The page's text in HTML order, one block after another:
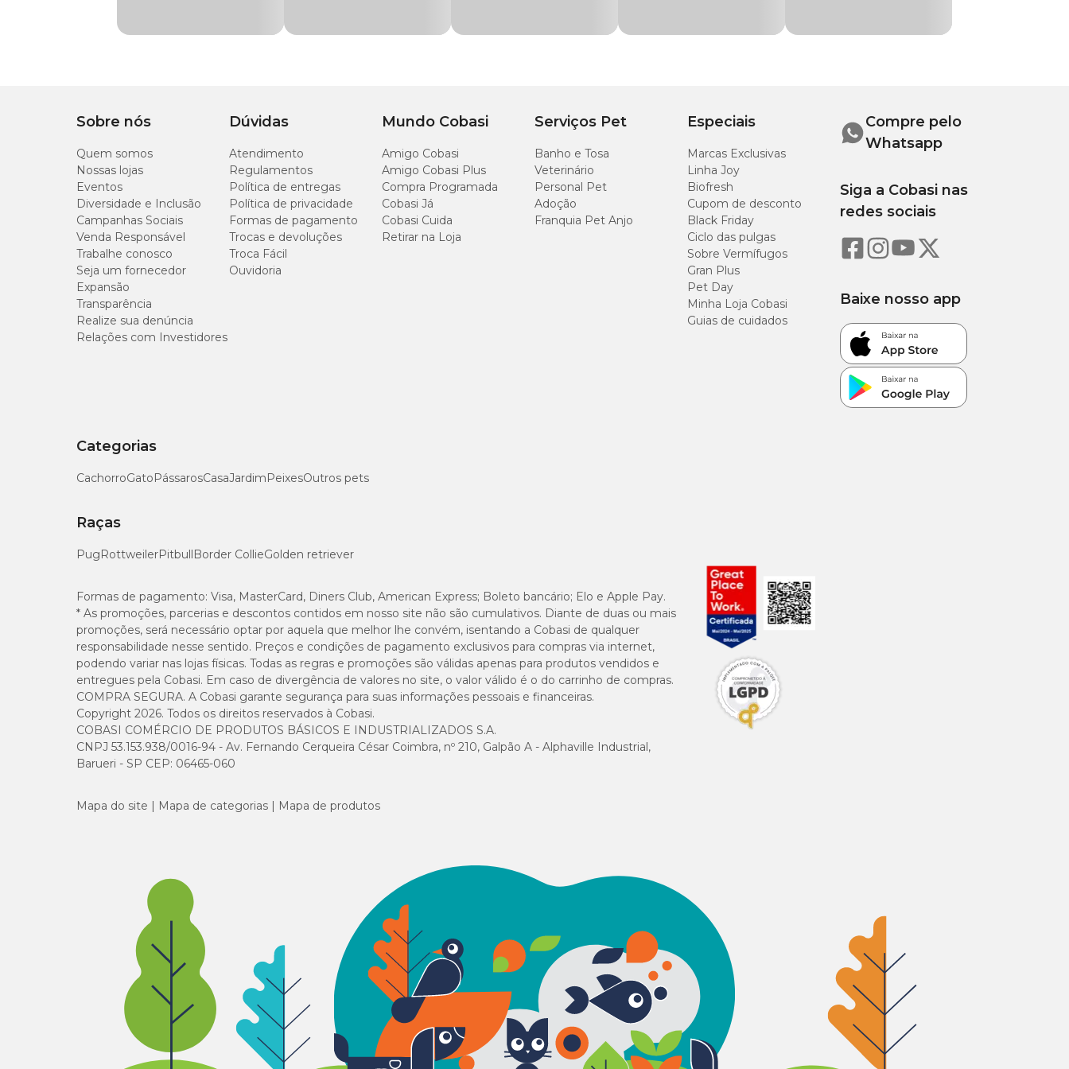
Fembendazol: 100mg;
Há duas maneiras de administrar o vermífugo para cães Panacur 10%. Por via oral, ofereça 100mg/kg de peso em dose única ou 50mg/kg de peso, por dia,
Para mais informações sobre dosagem e tempo de tratamento, leia abula do Panacur
e consulte um médico-veterinário de confiança. Lembre-se: a
automedicação pode fazer mal ao seu animal de estimação.
Panacur: contraindicações
A administração do medicamentoPanacur 10%
Panacur para cachorro: efeitos colaterais
OPanacur 10% para cachorro
Se você procura pelo medicamento
, não há lugar melhor do que o pet shop online da Cobasi. Aqui, o tutor encontra
remédioseitens de higienepara cachorro em condições que cabem no seu bolso. Com aCompra Programada, é possível agendar a entrega de seus
pedidos recorrentes para quando quiser.
Sobre nós
Quem somos
Nossas lojas
Eventos
Diversidade e Inclusão
Campanhas Sociais
Venda Responsável
Trabalhe conosco
Seja um fornecedor
Expansão
Transparência
Realize sua denúncia
Relações com Investidores
Dúvidas
Atendimento
Regulamentos
Política de entregas
Política de privacidade
Formas de pagamento
Trocas e devoluções
Troca Fácil
Ouvidoria
Mundo Cobasi
Amigo Cobasi
Amigo Cobasi Plus
Compra Programada
Cobasi Já
Cobasi Cuida
Retirar na Loja
Serviços Pet
Banho e Tosa
Veterinário
Personal Pet
Adoção
Franquia Pet Anjo
Especiais
Marcas Exclusivas
Linha Joy
Biofresh
Cupom de desconto
Black Friday
Ciclo das pulgas
Sobre Vermífugos
Gran Plus
Pet Day
Minha Loja Cobasi
Guias de cuidados
Categorias
CachorroGatoPássarosCasaJardimPeixesOutros pets
Raças
PugRottweilerPitbullBorder CollieGolden retriever
Compre pelo
Whatsapp
Siga a Cobasi nas
redes sociais
Baixe nosso app
Formas de pagamento: Visa, MasterCard, Diners Club, American Express; Boleto bancário; Elo e Apple Pay.
* As promoções, parcerias e descontos contidos em nosso site não são cumulativos. Diante de duas ou mais
promoções, será necessário optar por aquela que melhor lhe convém, isentando a Cobasi de qualquer
responsabilidade nesse sentido. Preços e condições de pagamento exclusivos para compras via internet,
podendo variar nas lojas físicas. Todas as regras e promoções são válidas apenas para produtos vendidos e
entregues pela Cobasi. Em caso de divergência de valores no site, o valor válido é o do carrinho de compras.
COMPRA SEGURA. A Cobasi garante segurança para suas informações pessoais e financeiras.
Copyright 2026. Todos os direitos reservados à Cobasi.
COBASI COMÉRCIO DE PRODUTOS BÁSICOS E INDUSTRIALIZADOS S.A.
CNPJ 53.153.938/0016-94 - Av. Fernando Cerqueira César Coimbra, nº 210, Galpão A - Alphaville Industrial,
Barueri - SP CEP: 06465-060
Mapa do site Mapa de categorias Mapa de produtos